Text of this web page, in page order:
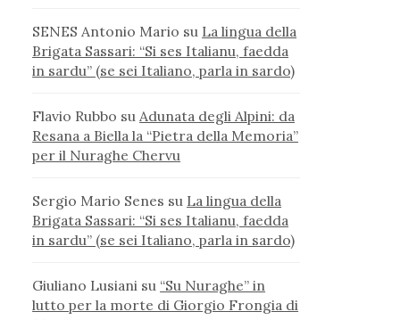
SENES Antonio Mario su La lingua della
Brigata Sassari: “Si ses Italianu, faedda
in sardu” (se sei Italiano, parla in sardo)
Flavio Rubbo su Adunata degli Alpini: da
Resana a Biella la “Pietra della Memoria”
per il Nuraghe Chervu
Sergio Mario Senes su La lingua della
Brigata Sassari: “Si ses Italianu, faedda
in sardu” (se sei Italiano, parla in sardo)
Giuliano Lusiani su “Su Nuraghe” in
lutto per la morte di Giorgio Frongia di